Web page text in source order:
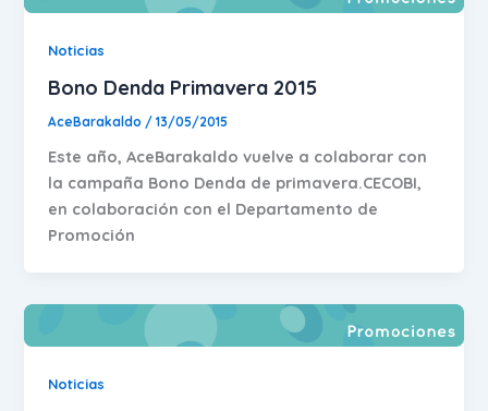
Noticias
Bono Denda Primavera 2015
AceBarakaldo /13/05/2015
Este año, AceBarakaldo vuelve a colaborar con
la campaña Bono Denda de primavera.CECOBI,
en colaboración con el Departamento de
Promoción
Noticias